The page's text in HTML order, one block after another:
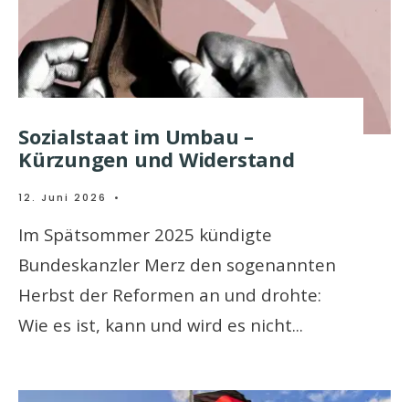
Sozialstaat im Umbau –
Kürzungen und Widerstand
12. Juni 2026 •
Im Spätsommer 2025 kündigte
Bundeskanzler Merz den sogenannten
Herbst der Reformen an und drohte:
Wie es ist, kann und wird es nicht...